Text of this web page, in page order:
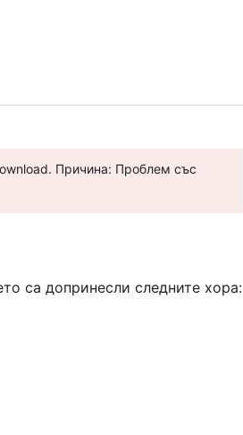
Причина: Проблем със
са допринесли следните хора: